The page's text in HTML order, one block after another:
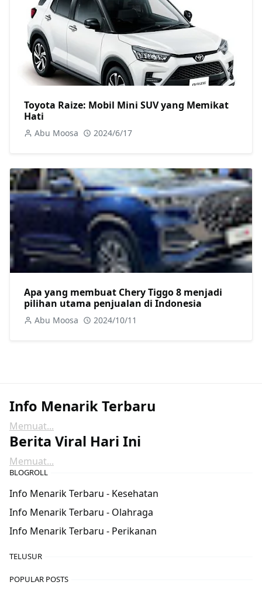
Toyota Raize: Mobil Mini SUV yang Memikat
Hati
Abu Moosa 2024/6/17
Apa yang membuat Chery Tiggo 8 menjadi
pilihan utama penjualan di Indonesia
Abu Moosa 2024/10/11
Info Menarik Terbaru
Memuat...
Berita Viral Hari Ini
Memuat...
BLOGROLL
Info Menarik Terbaru - Kesehatan
Info Menarik Terbaru - Olahraga
Info Menarik Terbaru - Perikanan
TELUSUR
POPULAR POSTS